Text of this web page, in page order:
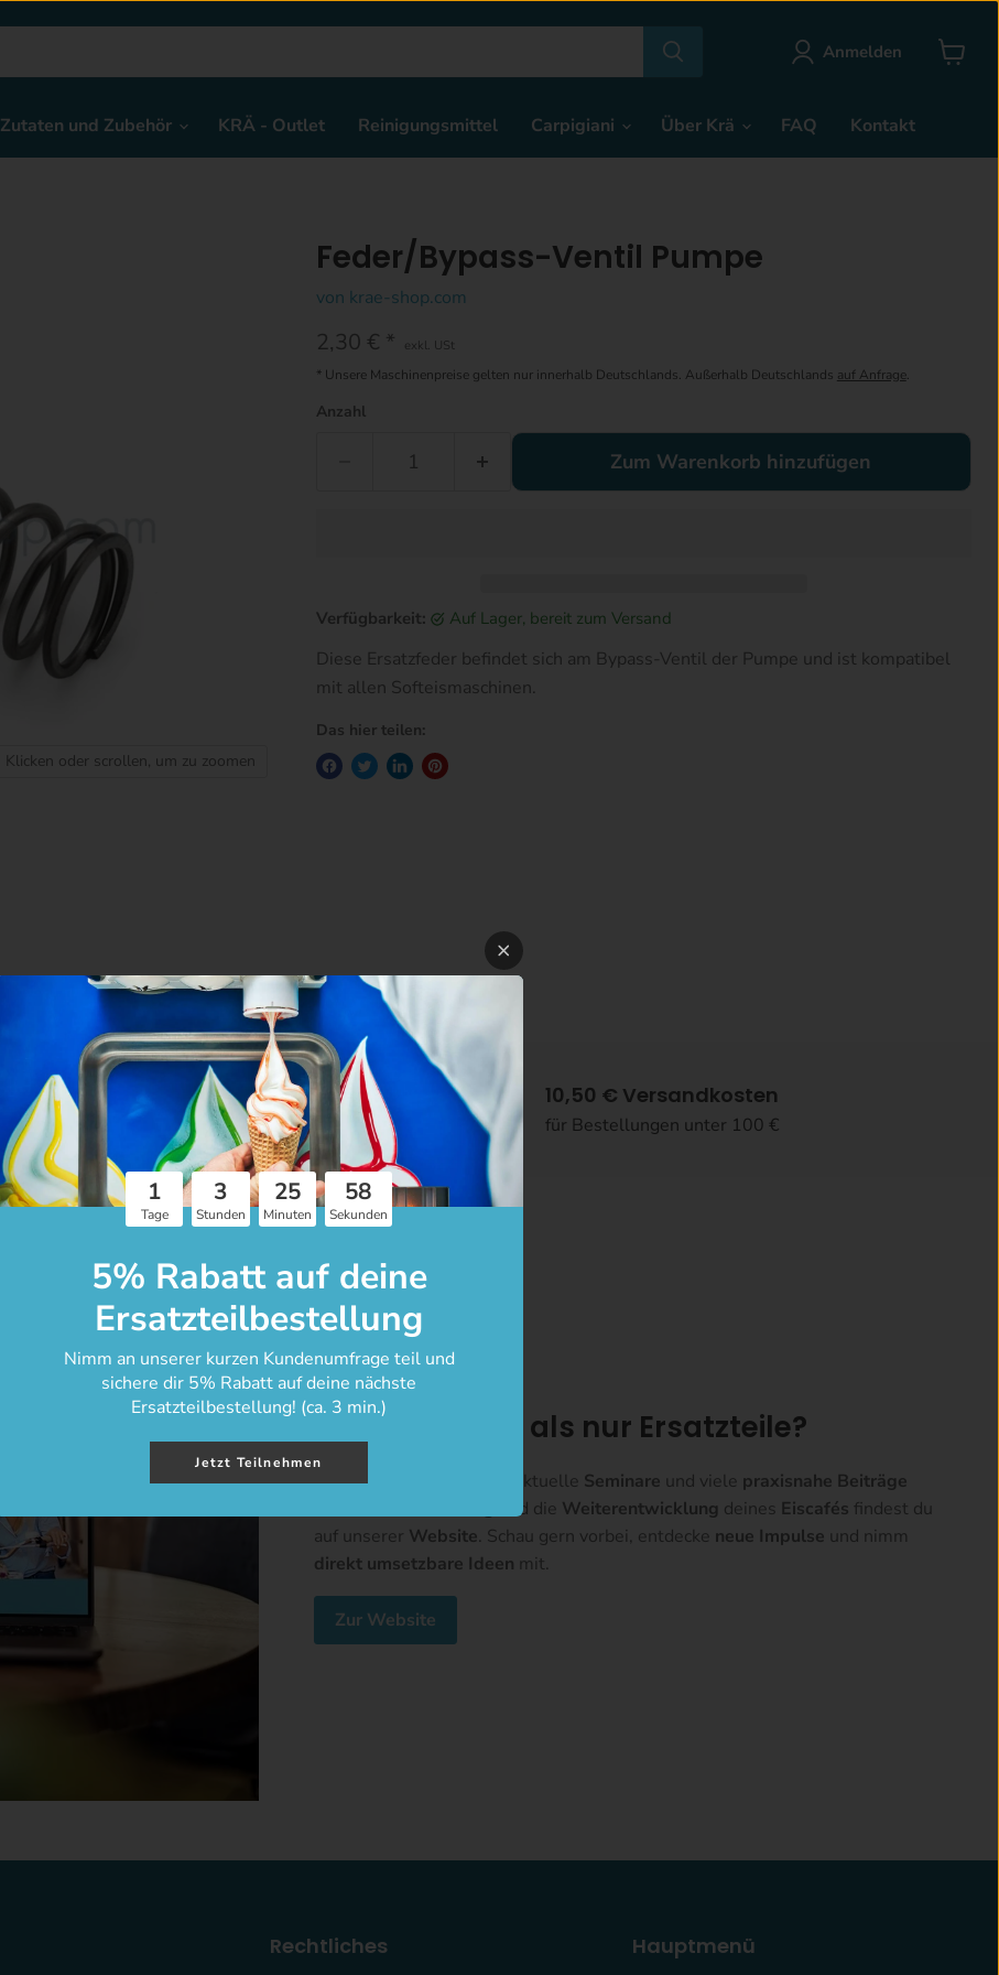
Anmelden
Zutaten und Zubehör KRÄ - Outlet Reinigungsmittel Carpigiani Über Krä FAQ Kontakt
Klicken oder scrollen, um zu zoomen
Feder/Bypass-Ventil Pumpe
von krae-shop.com
Aktueller Preis
2,30 € exkl. USt
* Unsere Maschinenpreise gelten nur innerhalb Deutschlands. Außerhalb Deutschlands auf Anfrage.
Anzahl
Zum Warenkorb hinzufügen
Verfügbarkeit: auf Lager, bereit zum Versand
Diese Ersatzfeder befindet sich am Bypass-Ventil der Pumpe und ist kompatibel
mit allen Softeismaschinen.
Das hier teilen:
Versandbedingungen in Deutschland:
7,99 € Versandkosten
für Bestellungen über 100 €
10,50 € Versandkosten
für Bestellungen unter 100 €
Du willst mehr als nur Ersatzteile?
Umfangreiche , aktuelle Seminare und viele praxisnahe Beiträge
und die Weiterentwicklung deines Eiscafés findest du
auf unserer Website. Schau gern vorbei, entdecke neue Impulse und nimm
direkt umsetzbare Ideen mit.
Zur Website
Rechtliches Hauptmenü
1
Tage
3
Stunden
25
Minuten
57
Sekunden
5% Rabatt auf deine
Ersatzteilbestellung
Nimm an unserer kurzen Kundenumfrage teil und
sichere dir 5% Rabatt auf deine nächste
Ersatzteilbestellung! (ca. 3 min.)
Jetzt Teilnehmen